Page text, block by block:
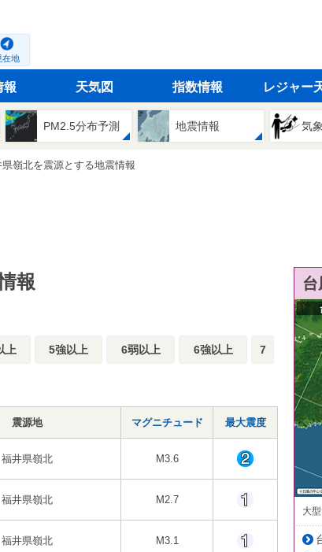
在地
報 天気図 指数情報 レジャー
PM2.5分布予測 地震情報 気
県嶺北を震源とする地震情報
報
上 5強以上 6弱以上 6強以上 7
震源地 マグニチュード 最大震度
福井県嶺北 M3.6
福井県嶺北 M2.7
福井県嶺北 M3.1
大